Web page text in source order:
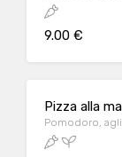
9.00 €
Pizza alla
Pomodoro,